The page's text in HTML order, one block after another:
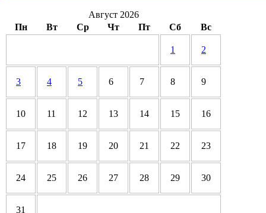
Август 2026
Пн
Вт Ср Чт Пт Сб Вс
1 2
3 4 5 6 7 8 9
10 11 12 13 14 15 16
17 18 19 20 21 22 23
24 25 26 27 28 29 30
31